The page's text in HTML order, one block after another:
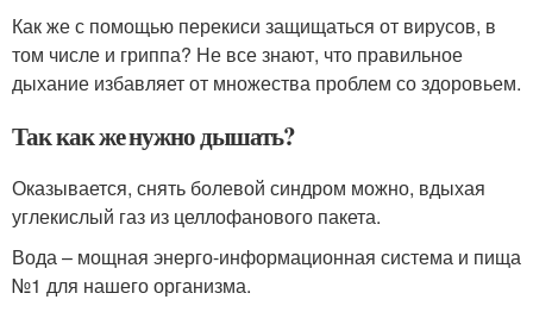
Как же с помощью перекиси защищаться от вирусов, в
том числе и гриппа? Не все знают, что правильное
дыхание избавляет от множества проблем со здоровьем.
Так как же нужно дышать?
Оказывается, снять болевой синдром можно, вдыхая
углекислый газ из целлофанового пакета.
Вода – мощная энерго-информационная система и пища
№1 для нашего организма.